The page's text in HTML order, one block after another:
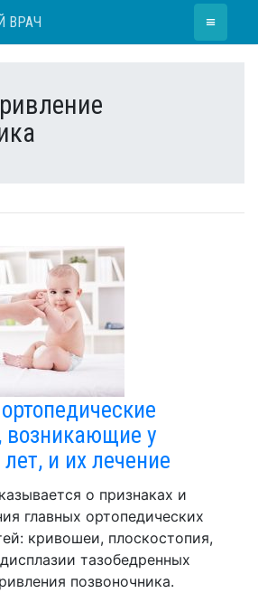
ВРАЧ ≡
возникающие у
и их лечение
о признаках и
главных ортопедических
кривошеи, плоскостопия,
тазобедренных
позвоночника.